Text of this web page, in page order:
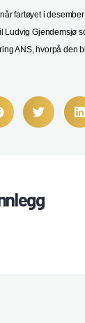
fartøyet i
Ludvig Gjendemsjø
ANS, hvorpå den